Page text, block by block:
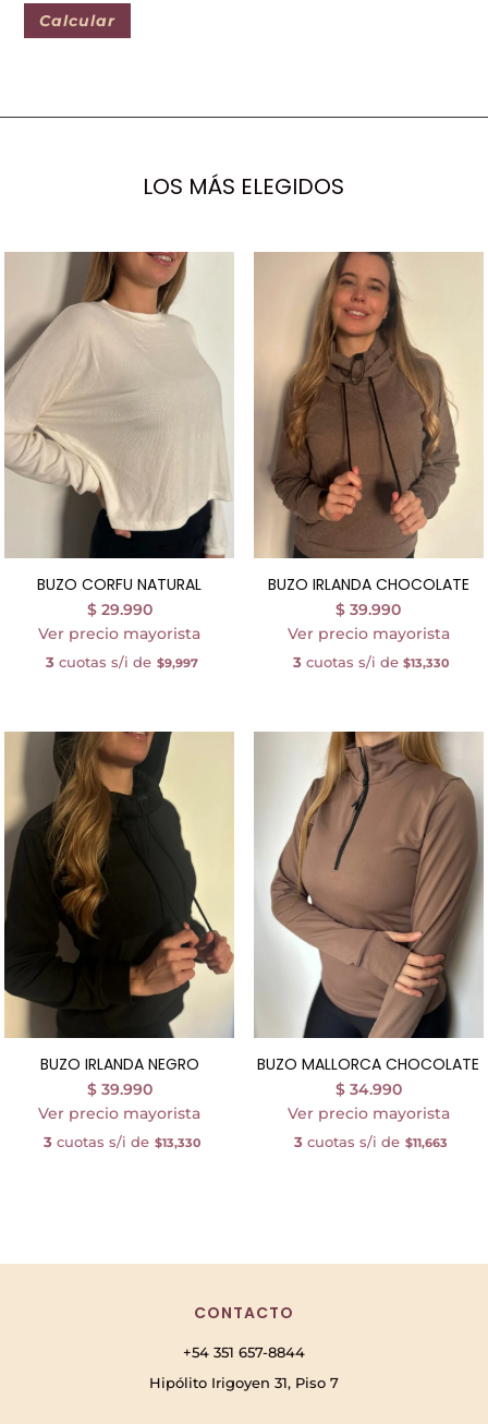
Calcular
LOS MÁS ELEGIDOS
BUZO CORFU NATURAL
$29.990
Ver precio mayorista
3 cuotas s/i de $9,997
BUZO IRLANDA CHOCOLATE
$ 39.990
Ver precio mayorista
3cuotas s/i de $13,330
BUZO IRLANDA NEGRO
$39.990
Ver precio mayorista
3 cuotas s/i de $13,330
BUZO MALLORCA CHOCOLATE
$34.990
Ver precio mayorista
3 cuotas s/i de $11,663
CONTACTO
+54 351 657-8844
Hipólito Irigoyen 31, Piso 7